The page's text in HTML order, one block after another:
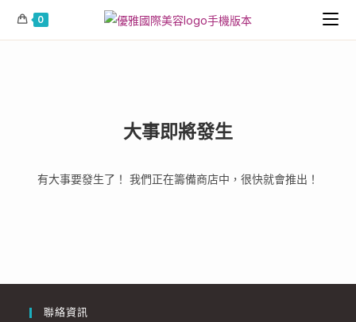
0
大事即將發生
有大事要發生了！ 我們正在籌備商店中，很快就會推出！
聯絡資訊